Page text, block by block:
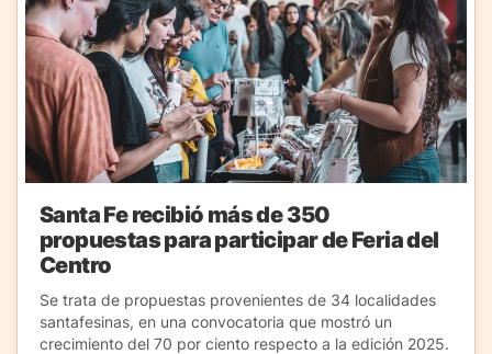
Santa Fe recibió más de 350
propuestas para participar de Feria del
Centro
Se trata de propuestas provenientes de 34 localidades
santafesinas, en una convocatoria que mostró un
crecimiento del 70 por ciento respecto a la edición 2025.